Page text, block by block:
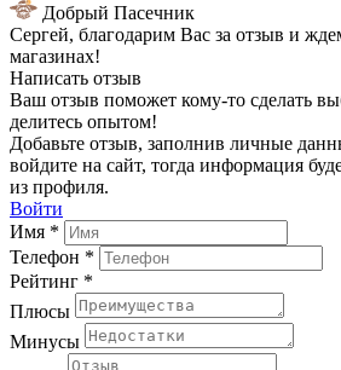
Добрый Пасечник
Сергей, благодарим Вас за отзыв и
магазинах!
Написать отзыв
Ваш отзыв поможет кому-то сделать
делитесь опытом!
Добавьте отзыв, заполнив личные
войдите на сайт, тогда информация
из профиля.
Войти
Имя *
Телефон *
Рейтинг *
Плюсы
Минусы